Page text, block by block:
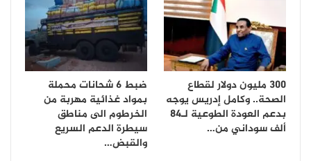
300 مليون دولار لقطاع
الصحة.. وكامل إدريس يوجه
بدعم العودة الطوعية لـ84
ألف سوداني من…
ضبط 6 شحانات محملة
بمواد غذائية مهربة من
الخرطوم الى مناطق
سيطرة الدعم السريع
والقبض…